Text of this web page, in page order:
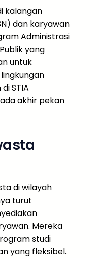
kalangan
dan karyawan
Administrasi
yang
untuk
STIA
akhir pekan
di wilayah
turut
Mereka
studi
yang fleksibel.